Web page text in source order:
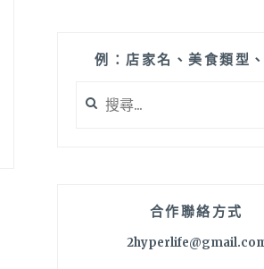
例：店家名、美食類型
尋
合作聯絡方式